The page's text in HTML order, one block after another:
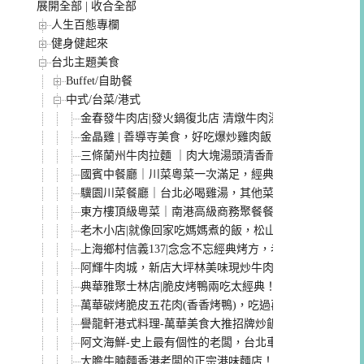
展開全部
收合全部
人生百態專欄
健身健起來
台北主題美食
Buffet/自助餐
中式/台菜/港式
金春發牛肉店|發火鍋復北店 清燉牛肉湯頭太讚!菜單
金晶雞 | 善導寺美食，好吃爆炒雞肉飯！一個人也能吃
三條蘭州牛肉拉麵 ｜肉大塊湯頭清香耐吃，六張犁美食
國賓中餐廳｜川菜粵菜一次滿足，經典中菜聚餐宴客，
驥園川菜餐廳｜台北必喝雞湯，其他菜色普通，建議多
東方樓頂級粵菜｜南港高級商務聚餐餐廳，漢來大飯店
老木小店|就像回家吃媽媽煮的飯，松山區民生社區家常
上海鄉村信義137|念念不忘經典烤方，老味道上海菜歷
阿輝牛肉城，新店大坪林美味現炒牛肉料理/牛肉火鍋，
典華雅聚士林店|脆皮烤鴨兩吃太經典！台北必吃烤鴨粵
萬華碳烤脆皮五花肉(香香烤鴨)，吃過再也無法吃其他
譽龍軒港式料理-萬華美食大推招牌炒飯，平價萬華港點
阿文海鮮-史上最有個性的老闆，台北車站熱炒海鮮推薦
大膽牛腩麵香港老闆的正宗港味麵店！必點清燉牛腩鮮